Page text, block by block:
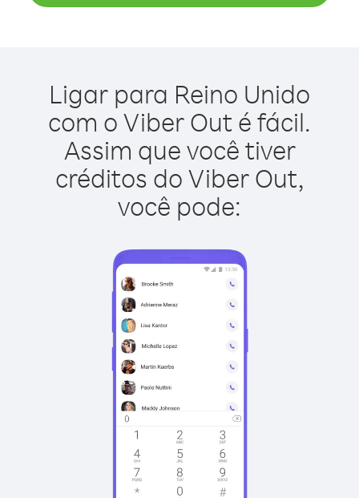
Ligar para Reino Unido
com o Viber Out é fácil.
Assim que você tiver
créditos do Viber Out,
você pode: